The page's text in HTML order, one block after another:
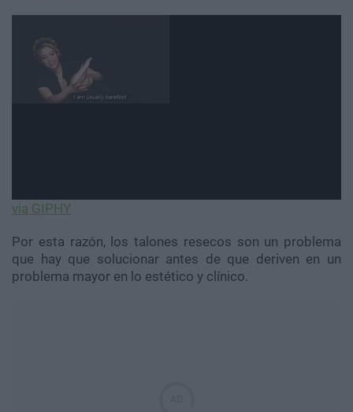
via GIPHY
Por esta razón, los talones resecos son un problema
que hay que solucionar antes de que deriven en un
problema mayor en lo estético y clínico.